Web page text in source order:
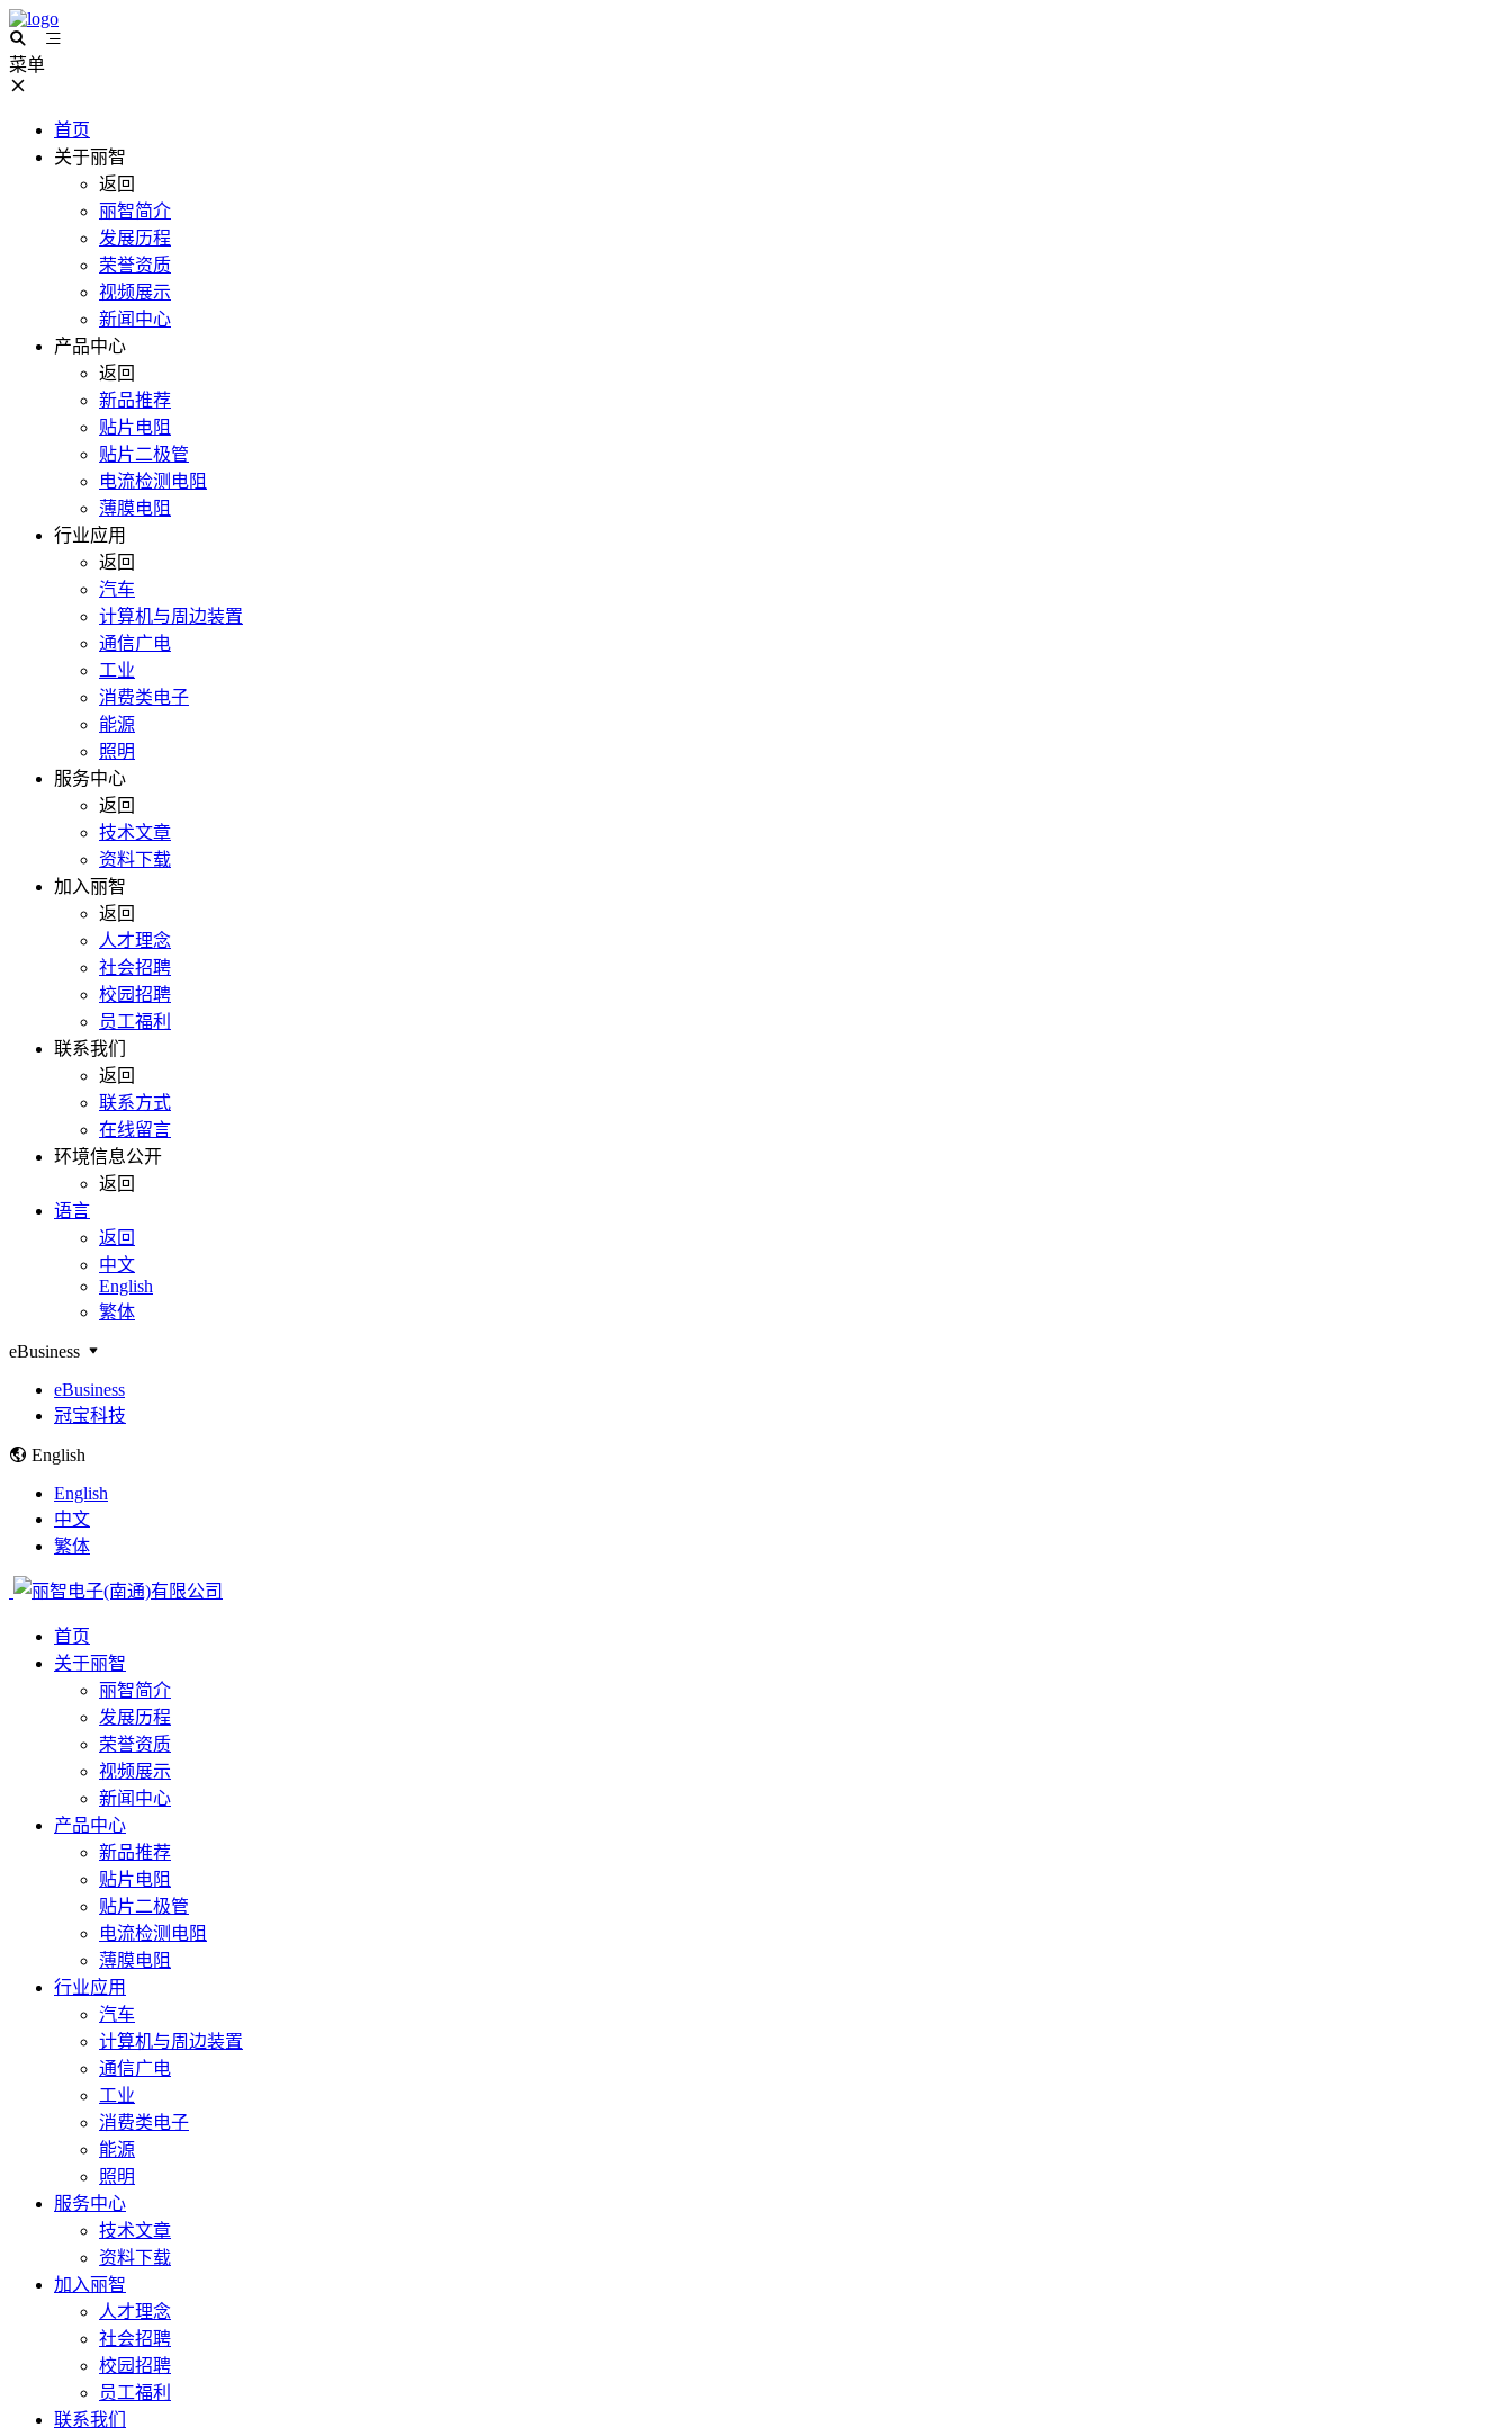
菜单
首页
关于丽智
返回
丽智简介
发展历程
荣誉资质
视频展示
新闻中心
产品中心
返回
新品推荐
贴片电阻
贴片二极管
电流检测电阻
薄膜电阻
行业应用
返回
汽车
计算机与周边装置
通信广电
工业
消费类电子
能源
照明
服务中心
返回
技术文章
资料下载
加入丽智
返回
人才理念
社会招聘
校园招聘
员工福利
联系我们
返回
联系方式
在线留言
环境信息公开
返回
语言
返回
中文
English
繁体
eBusiness
eBusiness
冠宝科技
English
English
中文
繁体
首页
关于丽智
丽智简介
发展历程
荣誉资质
视频展示
新闻中心
产品中心
新品推荐
贴片电阻
贴片二极管
电流检测电阻
薄膜电阻
行业应用
汽车
计算机与周边装置
通信广电
工业
消费类电子
能源
照明
服务中心
技术文章
资料下载
加入丽智
人才理念
社会招聘
校园招聘
员工福利
联系我们